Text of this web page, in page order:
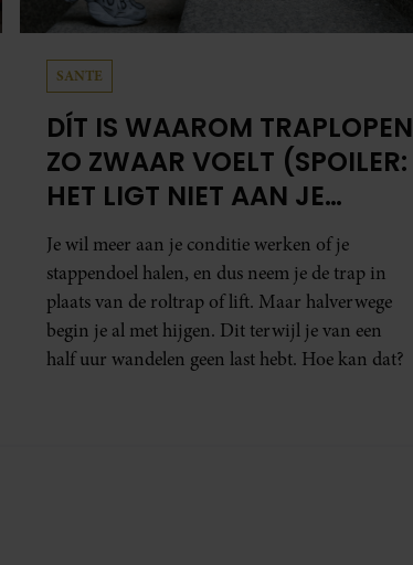
SANTE
DÍT IS WAAROM TRAPLOPEN
ZO ZWAAR VOELT (SPOILER:
HET LIGT NIET AAN JE
CONDITIE)
Je wil meer aan je conditie werken of je
stappendoel halen, en dus neem je de trap in
plaats van de roltrap of lift. Maar halverwege
begin je al met hijgen. Dit terwijl je van een
half uur wandelen geen last hebt. Hoe kan dat?